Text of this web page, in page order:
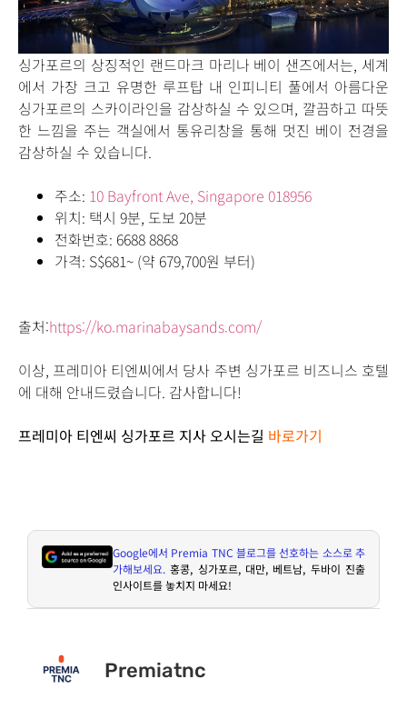
싱가포르의 상징적인 랜드마크 마리나 베이 샌즈에서는, 세계
에서 가장 크고 유명한 루프탑 내 인피니티 풀에서 아름다운
싱가포르의 스카이라인을 감상하실 수 있으며, 깔끔하고 따뜻
한 느낌을 주는 객실에서 통유리창을 통해 멋진 베이 전경을
감상하실 수 있습니다.
주소: 10 Bayfront Ave, Singapore 018956
위치: 택시 9분, 도보 20분
전화번호: 6688 8868
가격: S$681~ (약 679,700원 부터)
출처:https://ko.marinabaysands.com/
이상, 프레미아 티엔씨에서 당사 주변 싱가포르 비즈니스 호텔
에 대해 안내드렸습니다. 감사합니다!
프레미아 티엔씨 싱가포르 지사 오시는길 바로가기
Google에서 Premia TNC블로그를 선호하는 소스로 추
가해보세요. 홍콩, 싱가포르, 대만, 베트남, 두바이 진출
인사이트를 놓치지 마세요!
Premiatnc